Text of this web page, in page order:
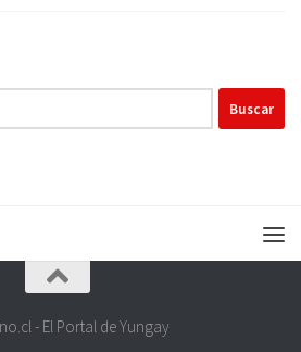
- El Portal de Yungay